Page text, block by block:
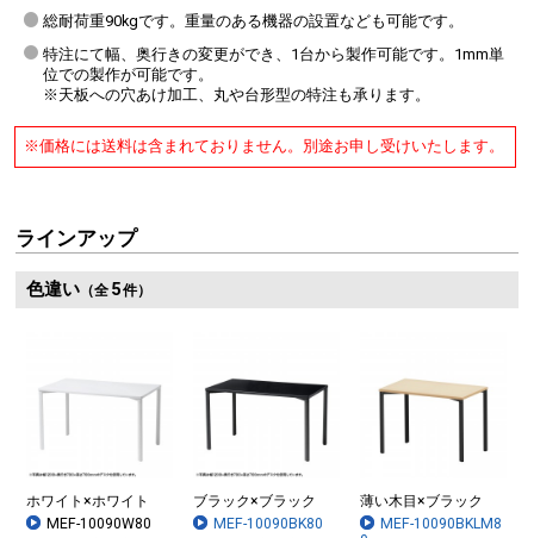
総耐荷重90kgです。重量のある機器の設置なども可能です。
特注にて幅、奥行きの変更ができ、1台から製作可能です。1mm単
位での製作が可能です。
※天板への穴あけ加工、丸や台形型の特注も承ります。
※価格には送料は含まれておりません。別途お申し受けいたします。
ラインアップ
色違い（全 5件）
ホワイト×ホワイト
MEF-10090W80
ブラック×ブラック
MEF-10090BK80
薄い木目×ブラック
MEF-10090BKLM8